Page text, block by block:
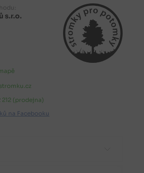
s.r.o.
(prodejna)
na Facebooku